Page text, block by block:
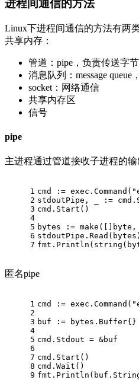
进程间通信的方法
Linux下进程间通信的方法有两
共享内存：
管道：pipe，负责传送字节
消息队列：message queue
socket：网络通信
共享内存区
信号
pipe
主进程通过管道接收子进程的输
1
2
3
4
5
6
7
cmd := exec.Command(
stdoutPipe, _ :=
cmd.Start()
bytes := make ([] byte ,
stdoutPipe.Read(bytes)
fmt.Println( string
匿名pipe
1
2
3
4
5
6
7
8
9
cmd := exec.Command(
buf := bytes.Buffer{}
cmd.Stdout = &buf
cmd.Start()
cmd.Wait()